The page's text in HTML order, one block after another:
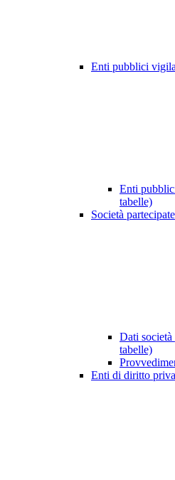
Enti pubblici
Enti
tabelle)
Società partecipate
Dati società
tabelle)
Enti di diritto